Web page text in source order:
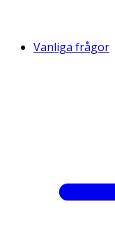
Vanliga frågor